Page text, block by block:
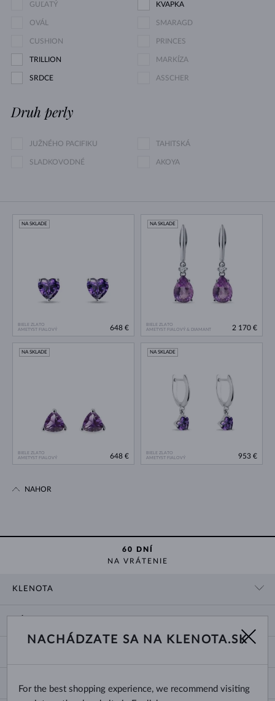
GUĽATÝ KVAPKA
OVÁL SMARAGD
CUSHION PRINCES
TRILLION MARKÍZA
SRDCE ASSCHER
Druh perly
JUŽNÉHO PACIFIKU TAHITSKÁ
SLADKOVODNÉ AKOYA
BIELE ZLATO
AMETYST FIALOVÝ
NA SKLADE
648 €
BIELE ZLATO
AMETYST FIALOVÝ & DIAMANT
NA SKLADE
2 170 €
BIELE ZLATO
AMETYST FIALOVÝ
NA SKLADE
648 €
BIELE ZLATO
AMETYST FIALOVÝ
NA SKLADE
953 €
NAHOR
60 DNÍ
NA VRÁTENIE
KLENOTA
O NÁS
DODANIE A PLATBA ZA TOVAR
VÝBER SVADOBNÝCH OBRÚČOK
TYPY A DĹŽKY RETIAZOK
NACHÁDZATE SA NA KLENOTA.SK
For the best shopping experience, we recommend visiting